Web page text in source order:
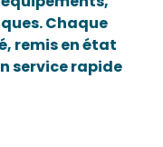
Chaque
remis en état
service rapide